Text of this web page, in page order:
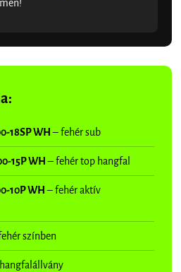
18SP WH– fehér sub
15P WH– fehér top hangfal
10P WH– fehér aktív
színben